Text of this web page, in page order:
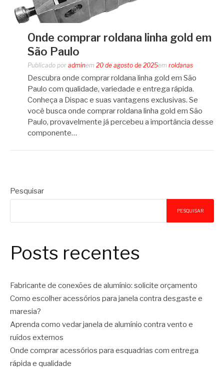
Onde comprar roldana linha gold em
São Paulo
Publicado por adminem 20 de agosto de 2025em roldanas
Descubra onde comprar roldana linha gold em São
Paulo com qualidade, variedade e entrega rápida.
Conheça a Dispac e suas vantagens exclusivas. Se
você busca onde comprar roldana linha gold em São
Paulo, provavelmente já percebeu a importância desse
componente…
Pesquisar
PESQUISAR
Posts recentes
Fabricante de conexões de alumínio: solicite orçamento
Como escolher acessórios para janela contra desgaste e
maresia?
Aprenda como vedar janela de alumínio contra vento e
ruídos externos
Onde comprar acessórios para esquadrias com entrega
rápida e qualidade